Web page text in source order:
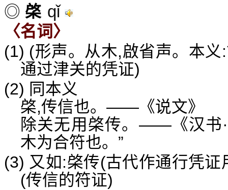
◎ 棨 qǐ
〈名词〉
(1) (形声。从木,啟省声。本
通过津关的凭证)
(2) 同本义
棨,传信也。——《说文》
除关无用棨传。——《汉书
木为合符也。”
(3) 又如:棨传(古代作通行凭
(传信的符证)